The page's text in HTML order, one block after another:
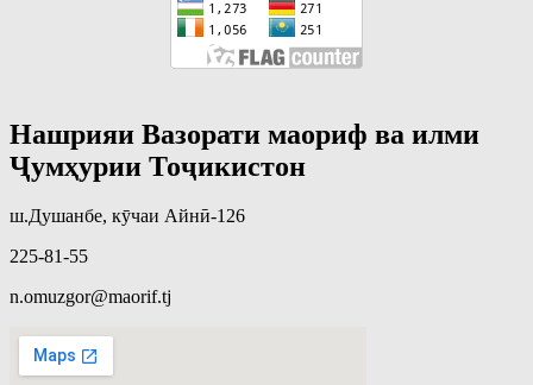
Нашрияи Вазорати маориф ва илми
Ҷумҳурии Тоҷикистон
ш.Душанбе, кӯчаи Айнӣ-126
225-81-55
n.omuzgor@maorif.tj